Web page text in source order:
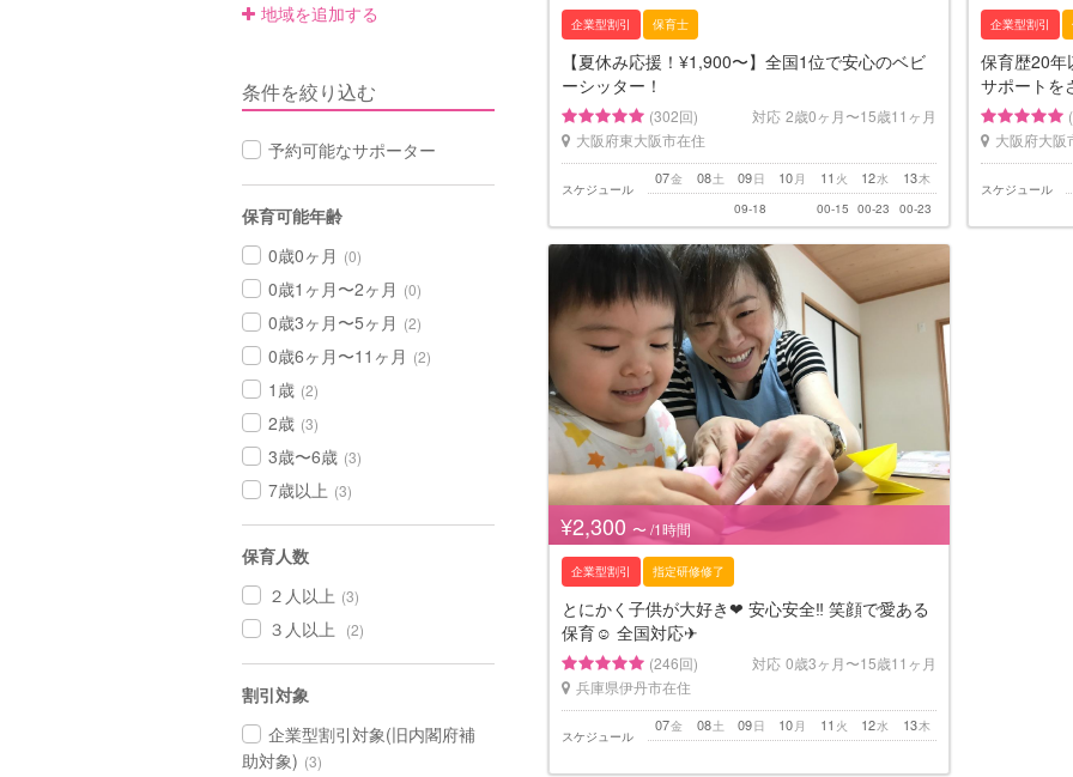
地域を追加する
条件を絞り込む
予約可能なサポーター
保育可能年齢
0歳0ヶ月 (0)
0歳1ヶ月〜2ヶ月 (0)
0歳3ヶ月〜5ヶ月 (2)
0歳6ヶ月〜11ヶ月 (2)
1歳 (2)
2歳 (3)
3歳〜6歳 (3)
7歳以上 (3)
保育人数
２人以上 (3)
３人以上 (2)
割引対象
企業型割引対象(旧内閣府補
助対象) (3)
企業型割引 保育士
【夏休み応援！¥1,900〜】全国1位で安心のベビ
ーシッター！
(302回) 対応 2歳0ヶ月〜15歳11ヶ月
大阪府東大阪市在住
スケジュール
金
07 土
08 日
09 月
10 火
11 水
12 木
13
09-18 00-15 00-23 00-23
企業型割引
保育歴20
サポートを
大阪府大阪
スケジュール
¥2,300 〜 /1時間
企業型割引 指定研修修了
とにかく子供が大好き❤︎ 安心安全‼︎ 笑顔で愛ある
保育☺︎ 全国対応✈︎
(246回) 対応 0歳3ヶ月〜15歳11ヶ月
兵庫県伊丹市在住
スケジュール
金
07 土
08 日
09 月
10 火
11 水
12 木
13